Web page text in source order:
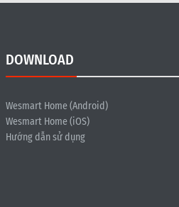
DOWNLOAD
Wesmart Home (Android)
Wesmart Home (iOS)
Hướng dẫn sử dụng